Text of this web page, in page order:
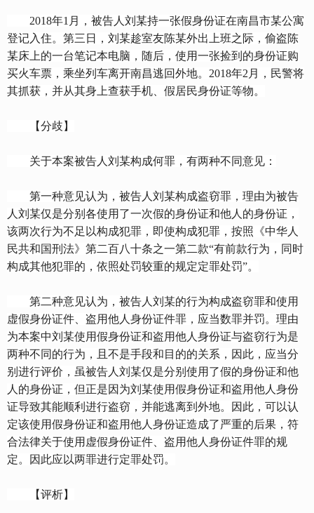
2018年1月，被告人刘某持一张假身份证在南昌市某公寓
登记入住。第三日，刘某趁室友陈某外出上班之际，偷盗陈
某床上的一台笔记本电脑，随后，使用一张捡到的身份证购
买火车票，乘坐列车离开南昌逃回外地。2018年2月，民警将
其抓获，并从其身上查获手机、假居民身份证等物。
【分歧】
关于本案被告人刘某构成何罪，有两种不同意见：
第一种意见认为，被告人刘某构成盗窃罪，理由为被告
人刘某仅是分别各使用了一次假的身份证和他人的身份证，
该两次行为不足以构成犯罪，即使构成犯罪，按照《中华人
民共和国刑法》第二百八十条之一第二款“有前款行为，同时
构成其他犯罪的，依照处罚较重的规定定罪处罚”。
第二种意见认为，被告人刘某的行为构成盗窃罪和使用
虚假身份证件、盗用他人身份证件罪，应当数罪并罚。理由
为本案中刘某使用假身份证和盗用他人身份证与盗窃行为是
两种不同的行为，且不是手段和目的的关系，因此，应当分
别进行评价，虽被告人刘某仅是分别使用了假的身份证和他
人的身份证，但正是因为刘某使用假身份证和盗用他人身份
证导致其能顺利进行盗窃，并能逃离到外地。因此，可以认
定该使用假身份证和盗用他人身份证造成了严重的后果，符
合法律关于使用虚假身份证件、盗用他人身份证件罪的规
定。因此应以两罪进行定罪处罚。
【评析】